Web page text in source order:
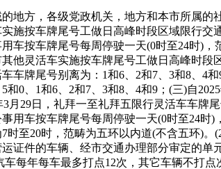
方，各级党政机关，地方和本市所属的
施按车牌尾号工做日高峰时段区域限行
车按车牌尾号每周停驶一天(0时至24时)
他灵活车实施按车牌尾号工做日高峰时段
车牌尾号别离为：1和6、2和7、3和8、4
0、1和6、2和7、3和8、4和9；(三)自
3月29日，礼拜一至礼拜五限行灵活车车
用车按车牌尾号每周停驶一天(0时至24
时至20时，范畴为五环以内道(不含五环)
证件的车辆、经市交通办理部分审定的
车每年每车最多打点12次，其它车辆不打